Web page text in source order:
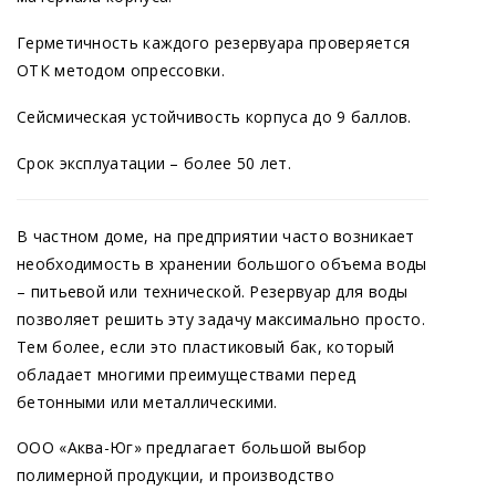
Герметичность каждого резервуара проверяется
ОТК методом опрессовки.
Сейсмическая устойчивость корпуса до 9 баллов.
Срок эксплуатации – более 50 лет.
В частном доме, на предприятии часто возникает
необходимость в хранении большого объема воды
– питьевой или технической. Резервуар для воды
позволяет решить эту задачу максимально просто.
Тем более, если это пластиковый бак, который
обладает многими преимуществами перед
бетонными или металлическими.
ООО «Аква-Юг» предлагает большой выбор
полимерной продукции, и производство